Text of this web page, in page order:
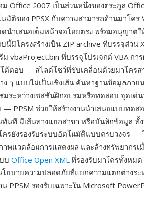
ม Office 2007 เป็นส่วนหนึ่งของตระกูล
มัติของ PPSX กับความสามารถด้านมาโคร
ดนำเสนอเต็มหน้าจอโดยตรง พร้อมอนุญาต
นี้มีโครงสร้างเป็น ZIP archive ที่บรรจุส่วน
ม vbaProject.bin ที่บรรจุโปรเจกต์ VBA ก
ต้ตอบ — สไลด์โชว์ที่ขับเคลื่อนด้วยมาโคร
ง ๆ แบบไม่เป็นเชิงเส้น ค้นหาฐานข้อมูลภา
ระหว่างเซสชันฝึกอบรมหรือทดสอบ จุดเด่
— PPSM ช่วยให้สร้างงานนำเสนอแบบทด
นที มีเส้นทางแยกสาขา หรือบันทึกข้อมูล ทั้
รยังรองรับระบบอัตโนมัติแบบครบวงจร —
พแวดล้อมการแสดงผล และล้างทรัพยากรเ
บ Office Open XML ที่รองรับมาโครทั้งหม
ยบายความปลอดภัยที่แยกความแตกต่างระ
PPSM รองรับเฉพาะใน Microsoft